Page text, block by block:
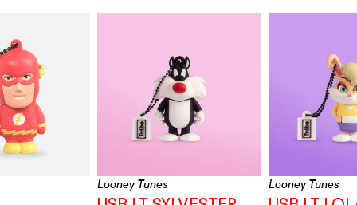
Looney Tunes Looney Tunes